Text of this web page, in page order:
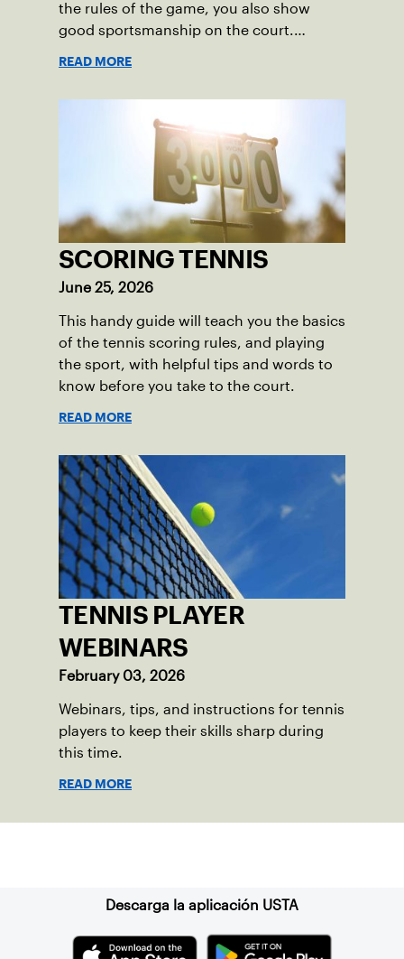
the rules of the game, you also show
good sportsmanship on the court.
READ MORE
SCORING TENNIS
June 25, 2026
This handy guide will teach you the basics
of the tennis scoring rules, and playing
the sport, with helpful tips and words to
know before you take to the court.
READ MORE
TENNIS PLAYER
WEBINARS
February 03, 2026
Webinars, tips, and instructions for tennis
players to keep their skills sharp during
this time.
READ MORE
Descarga la aplicación USTA